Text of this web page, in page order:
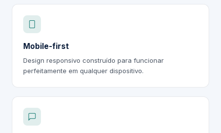
Mobile-first
Design responsivo construído para funcionar
perfeitamente em qualquer dispositivo.